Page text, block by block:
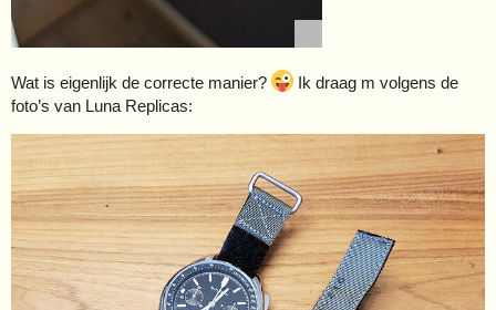
Wat is eigenlijk de correcte manier?
Ik draag m volgens de
foto’s van Luna Replicas: